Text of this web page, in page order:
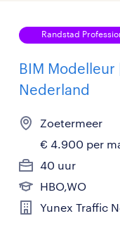
Randstad
BIM Modelleur
Nederland
Zoetermeer
€ 4.900 per
40 uur
HBO,WO
Yunex Traffic